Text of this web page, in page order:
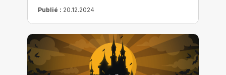
Publié : 20.12.2024